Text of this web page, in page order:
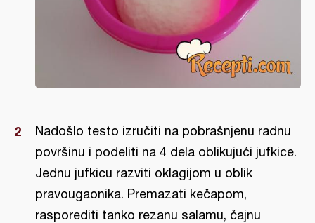
Nadošlo testo izručiti na pobrašnjenu radnu
površinu i podeliti na 4 dela oblikujući jufkice.
Jednu jufkicu razviti oklagijom u oblik
pravougaonika. Premazati kečapom,
rasporediti tanko rezanu salamu, čajnu